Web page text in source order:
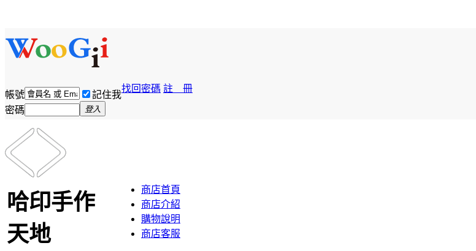
帳號 記住我
找回密碼 註 冊
密碼 登入
哈印手作
天地
商店首頁
商店介紹
購物說明
商店客服